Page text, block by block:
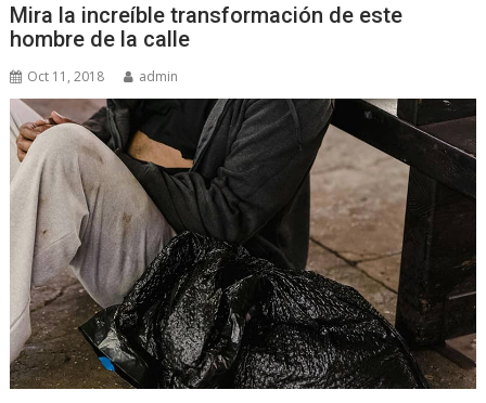
Mira la increíble transformación de este
hombre de la calle
Oct 11, 2018 admin